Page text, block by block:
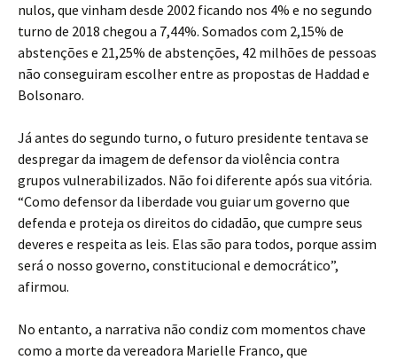
nulos, que vinham desde 2002 ficando nos 4% e no segundo
turno de 2018 chegou a 7,44%. Somados com 2,15% de
abstenções e 21,25% de abstenções, 42 milhões de pessoas
não conseguiram escolher entre as propostas de Haddad e
Bolsonaro.
Já antes do segundo turno, o futuro presidente tentava se
despregar da imagem de defensor da violência contra
grupos vulnerabilizados. Não foi diferente após sua vitória.
“Como defensor da liberdade vou guiar um governo que
defenda e proteja os direitos do cidadão, que cumpre seus
deveres e respeita as leis. Elas são para todos, porque assim
será o nosso governo, constitucional e democrático”,
afirmou.
No entanto, a narrativa não condiz com momentos chave
como a morte da vereadora Marielle Franco, que